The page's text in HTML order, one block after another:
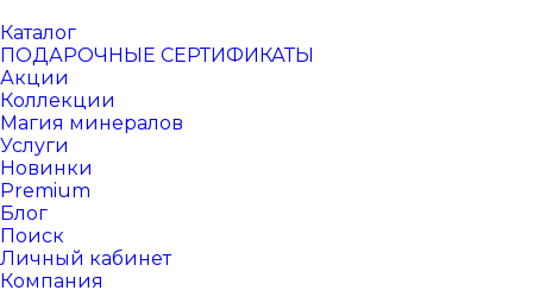
Каталог
ПОДАРОЧНЫЕ СЕРТИФИКАТЫ
Акции
Коллекции
Магия минералов
Услуги
Новинки
Premium
Блог
Поиск
Личный кабинет
Компания